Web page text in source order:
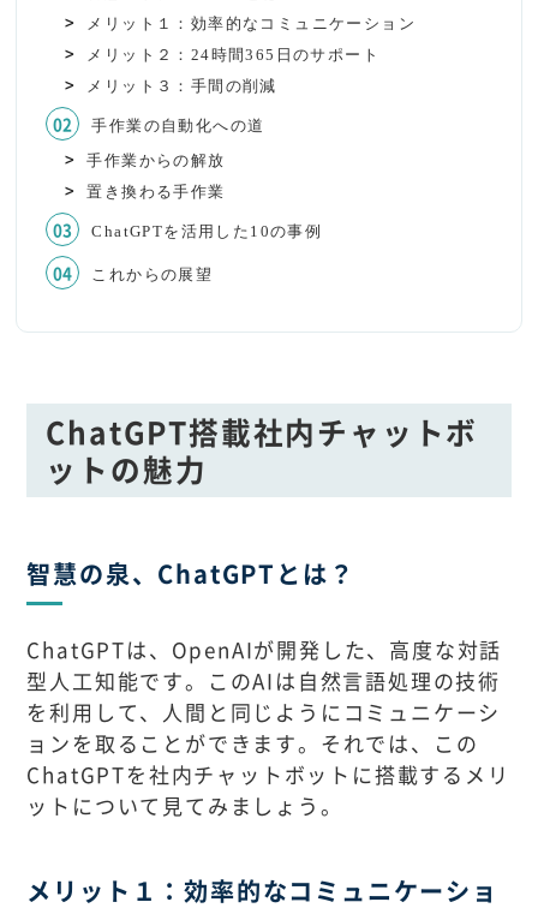
メリット１：効率的なコミュニケーション
メリット２：24時間365日のサポート
メリット３：手間の削減
手作業の自動化への道
手作業からの解放
置き換わる手作業
ChatGPTを活用した10の事例
これからの展望
ChatGPT搭載社内チャットボ
ットの魅力
智慧の泉、ChatGPTとは？
ChatGPTは、OpenAIが開発した、高度な対話
型人工知能です。このAIは自然言語処理の技術
を利用して、人間と同じようにコミュニケーシ
ョンを取ることができます。それでは、この
ChatGPTを社内チャットボットに搭載するメリ
ットについて見てみましょう。
メリット１：効率的なコミュニケーショ